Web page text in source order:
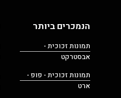
הנמכרים ביותר
תמונות זכוכית -
אבסטרקט
תמונות זכוכית - פופ -
ארט